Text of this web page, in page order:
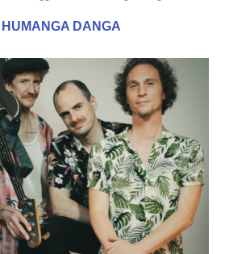
HUMANGA DANGA